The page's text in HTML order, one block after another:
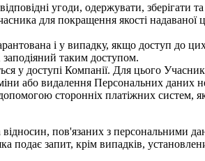
угоди, одержувати, зберігати
для покращення якості
і у випадку, якщо доступ до
заподіяний таким доступом.
у доступі Компанії. Для цього
або видалення Персональних
сторонніх платіжних систем,
пов'язаних з персональними
подає запит, крім випадків,